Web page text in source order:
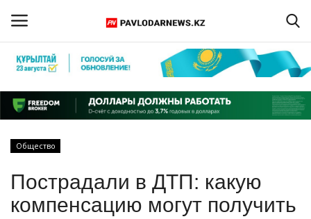
Регистрация
Главная
ПАВЛОДАРСКАЯ ОБЛАСТЬ
Общество
Пострадали в ДТП: какую
компенсацию могут получить